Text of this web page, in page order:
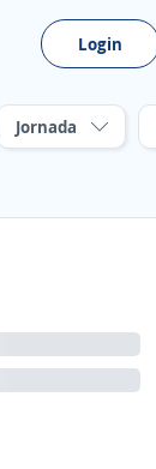
Login
Jornada